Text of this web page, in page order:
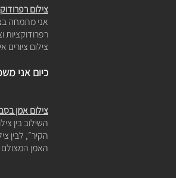
צילום
אני מתמחה ב
רפרודוקציות
צילום
כיום אני
צילום אמן
השילוב בין
הקיר״, לבין
האמן